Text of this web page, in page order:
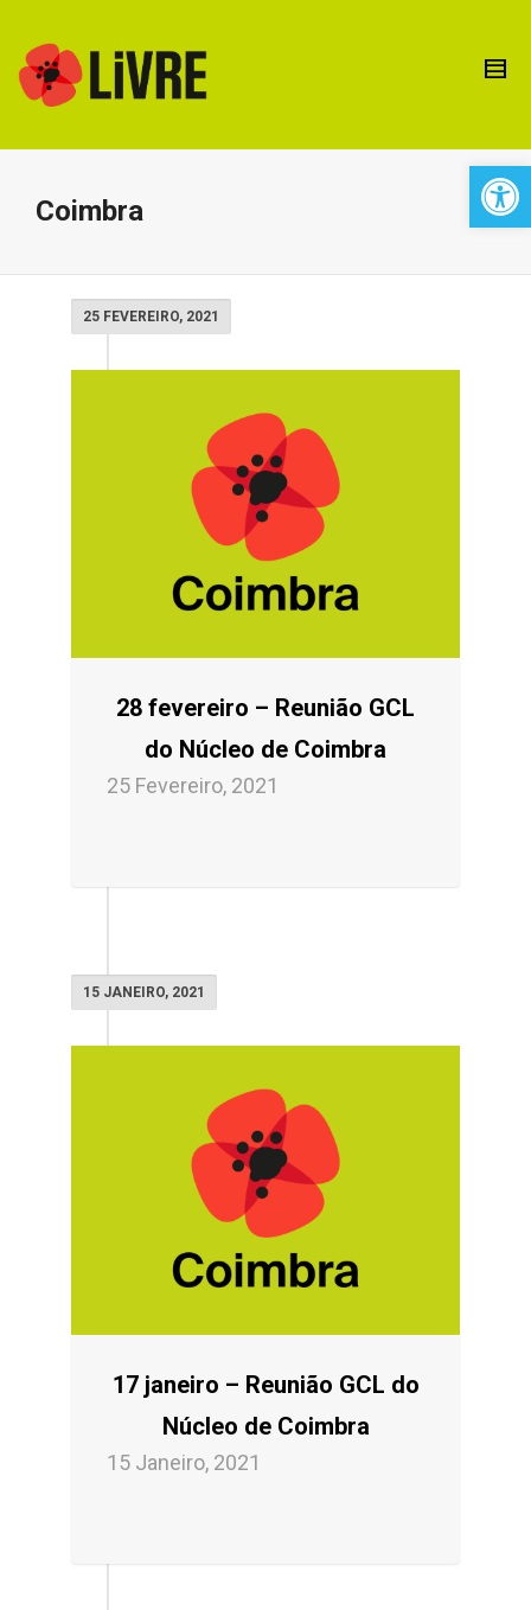
Coimbra
25 FEVEREIRO, 2021
28 fevereiro – Reunião GCL
do Núcleo de Coimbra
25 Fevereiro, 2021
15 JANEIRO, 2021
17 janeiro – Reunião GCL do
Núcleo de Coimbra
15 Janeiro, 2021